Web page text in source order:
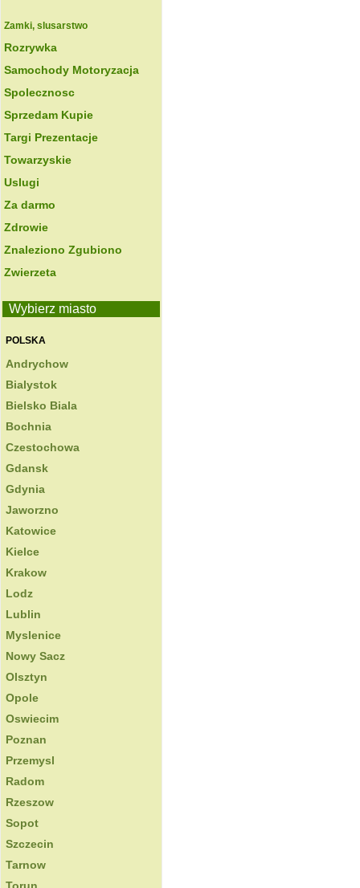
Zamki, slusarstwo
Rozrywka
Samochody Motoryzacja
Spolecznosc
Sprzedam Kupie
Targi Prezentacje
Towarzyskie
Uslugi
Za darmo
Zdrowie
Znaleziono Zgubiono
Zwierzeta
Wybierz miasto
POLSKA
Andrychow
Bialystok
Bielsko Biala
Bochnia
Czestochowa
Gdansk
Gdynia
Jaworzno
Katowice
Kielce
Krakow
Lodz
Lublin
Myslenice
Nowy Sacz
Olsztyn
Opole
Oswiecim
Poznan
Przemysl
Radom
Rzeszow
Sopot
Szczecin
Tarnow